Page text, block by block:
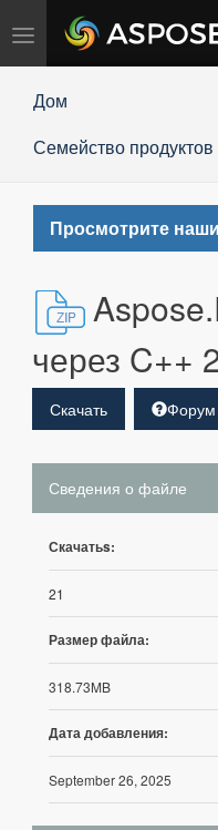
Переключить
навигацию
Дом
Семейство
Просмотрите
через C++
Скачать Форум
Сведения о файле
Скачатьs:
21
Размер файла:
318.73MB
Дата добавления:
September 26, 2025